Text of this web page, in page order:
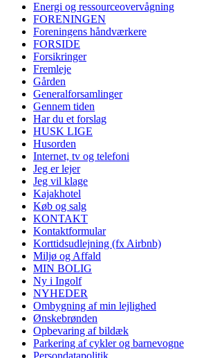
Energi og ressourceovervågning
FORENINGEN
Foreningens håndværkere
FORSIDE
Forsikringer
Fremleje
Gården
Generalforsamlinger
Gennem tiden
Har du et forslag
HUSK LIGE
Husorden
Internet, tv og telefoni
Jeg er lejer
Jeg vil klage
Kajakhotel
Køb og salg
KONTAKT
Kontaktformular
Korttidsudlejning (fx Airbnb)
Miljø og Affald
MIN BOLIG
Ny i Ingolf
NYHEDER
Ombygning af min lejlighed
Ønskebrønden
Opbevaring af bildæk
Parkering af cykler og barnevogne
Persondatapolitik